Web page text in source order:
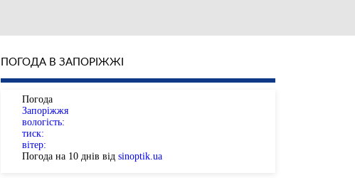
ПОГОДА В ЗАПОРІЖЖІ
Погода
Запоріжжя
вологість:
тиск:
вітер:
Погода на 10 днів від sinoptik.ua